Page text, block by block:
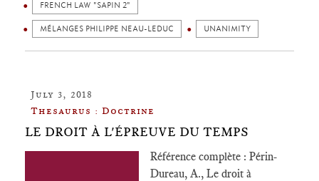
FRENCH LAW "SAPIN 2"
MÉLANGES PHILIPPE NEAU-LEDUC UNANIMITY
July 3, 2018
Thesaurus : Doctrine
LE DROIT À L'ÉPREUVE DU TEMPS
Référence complète : Périn-
Dureau, A., Le droit à